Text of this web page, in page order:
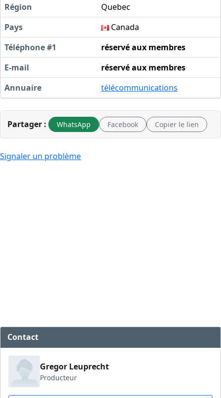
Région
Quebec
Pays
Canada
Téléphone #1
réservé aux membres
E-mail
réservé aux membres
Annuaire
télécommunications
Partager : WhatsApp Facebook Copier le lien
Signaler un problème
Contact
Gregor Leuprecht
Producteur